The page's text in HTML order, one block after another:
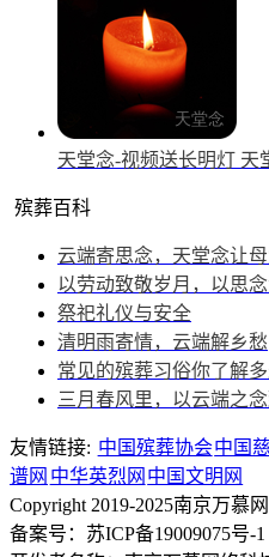
天堂念-视频送长明灯 天
殡葬百科
云端寄思念，天堂念让
以劳动致敬岁月，以思
祭祀礼仪与安全
清明雨寄情，云端解乡愁
常见的殡葬习俗你了解多
三月春风里，以云端之
友情链接: 中国殡葬协会中国
谱网 中华英烈网 中国文明网
Copyright 2019-2025南京万慕
备案号：苏ICP备19009075号-1